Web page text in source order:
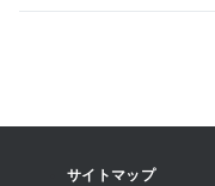
サイトマップ